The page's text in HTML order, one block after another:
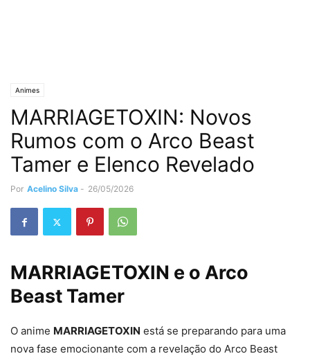
Animes
MARRIAGETOXIN: Novos
Rumos com o Arco Beast
Tamer e Elenco Revelado
Por Acelino Silva - 26/05/2026
MARRIAGETOXIN e o Arco
Beast Tamer
O anime MARRIAGETOXIN está se preparando para uma
nova fase emocionante com a revelação do Arco Beast